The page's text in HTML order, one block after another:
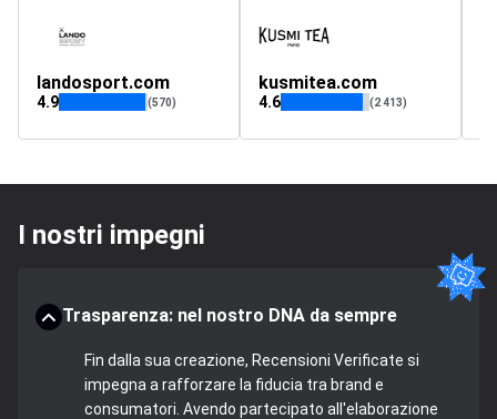
landosport.com
4.9 (570)
kusmitea.com
4.6 (2 413)
I nostri impegni
Trasparenza: nel nostro DNA da sempre
Fin dalla sua creazione, Recensioni Verificate si
impegna a rafforzare la fiducia tra brand e
consumatori. Avendo partecipato all'elaborazione